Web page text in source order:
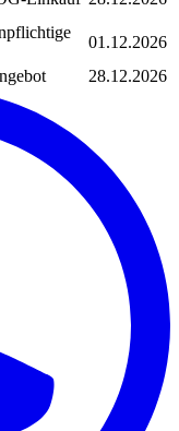
01.12.2026
28.12.2026